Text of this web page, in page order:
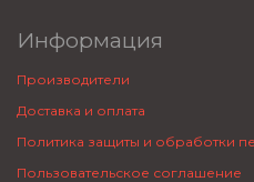
Информация
Производители
Доставка и оплата
Политика защиты и обработки
Пользовательское соглашение